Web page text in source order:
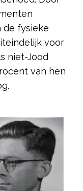
de fysieke
voor
niet-Jood
van hen